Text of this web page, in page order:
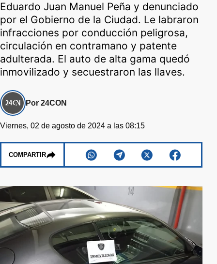
Eduardo Juan Manuel Peña y denunciado
por el Gobierno de la Ciudad. Le labraron
infracciones por conducción peligrosa,
circulación en contramano y patente
adulterada. El auto de alta gama quedó
inmovilizado y secuestraron las llaves.
Por 24CON
Viernes, 02 de agosto de 2024 a las 08:15
COMPARTIR